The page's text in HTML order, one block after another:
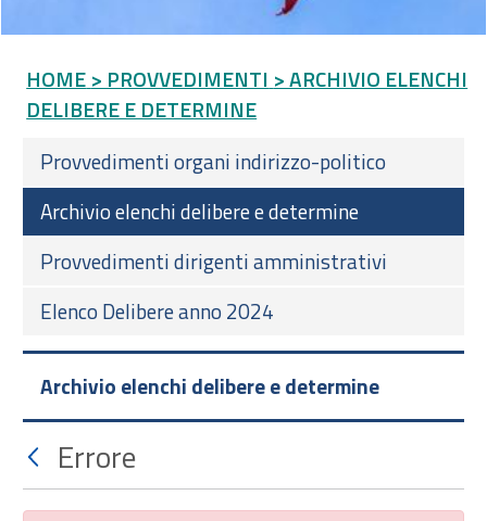
HOME > PROVVEDIMENTI > ARCHIVIO ELENCHI
DELIBERE E DETERMINE
Provvedimenti organi indirizzo-politico
Archivio elenchi delibere e determine
Provvedimenti dirigenti amministrativi
Elenco Delibere anno 2024
Archivio elenchi delibere e determine
Errore